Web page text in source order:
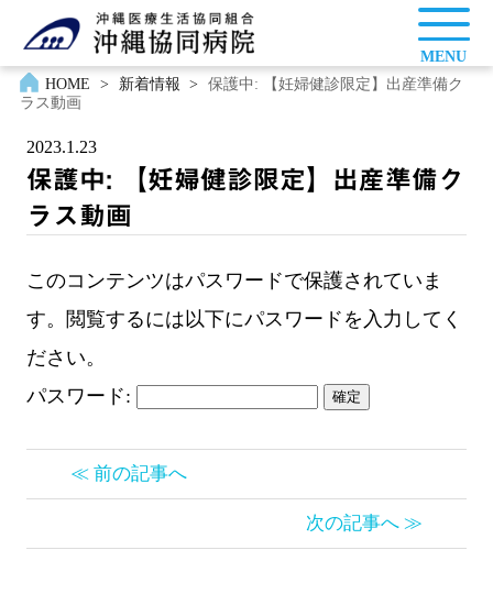
MENU
HOME
> 新着情報 >
保護中: 【妊婦健診限定】出産準備ク
ラス動画
2023.1.23
保護中: 【妊婦健診限定】出産準備ク
ラス動画
このコンテンツはパスワードで保護されていま
す。閲覧するには以下にパスワードを入力してく
ださい。
パスワード:
≪ 前の記事へ
次の記事へ ≫